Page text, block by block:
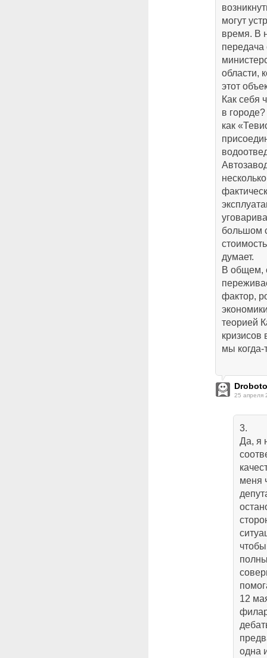
могут
время. В
передача
области,
этот
Как себя
в
как
большом
думает.
В общем,
фактор,
теорией
кризисов
мы когда-
25 апреля
3.
Да, я
меня
12
одна